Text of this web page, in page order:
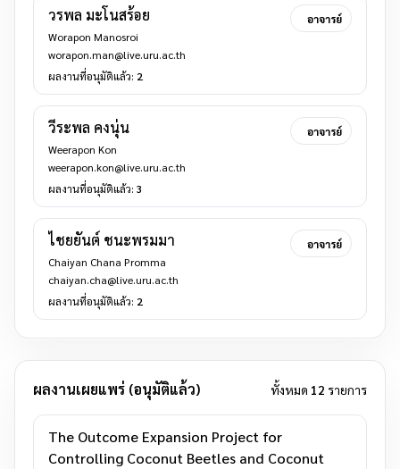
วรพล มะโนสร้อย
Worapon Manosroi
worapon.man@live.uru.ac.th
ผลงานที่อนุมัติแล้ว: 2
อาจารย์
วีระพล คงนุ่น
Weerapon Kon
weerapon.kon@live.uru.ac.th
ผลงานที่อนุมัติแล้ว: 3
อาจารย์
ไชยยันต์ ชนะพรมมา
Chaiyan Chana Promma
chaiyan.cha@live.uru.ac.th
ผลงานที่อนุมัติแล้ว: 2
อาจารย์
ผลงานเผยแพร่ (อนุมัติแล้ว) ทั้งหมด 12 รายการ
The Outcome Expansion Project for
Controlling Coconut Beetles and Coconut